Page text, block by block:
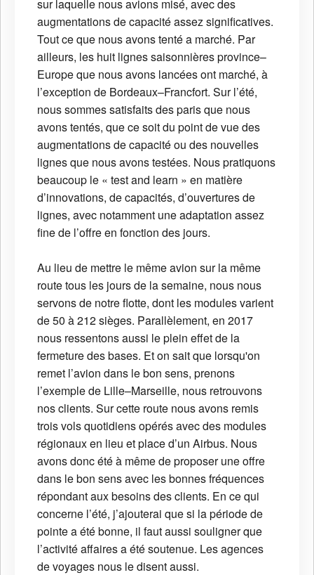
sur laquelle nous avions misé, avec des
augmentations de capacité assez significatives.
Tout ce que nous avons tenté a marché. Par
ailleurs, les huit lignes saisonnières province–
Europe que nous avons lancées ont marché, à
l’exception de Bordeaux–Francfort. Sur l’été,
nous sommes satisfaits des paris que nous
avons tentés, que ce soit du point de vue des
augmentations de capacité ou des nouvelles
lignes que nous avons testées. Nous pratiquons
beaucoup le « test and learn » en matière
d’innovations, de capacités, d’ouvertures de
lignes, avec notamment une adaptation assez
fine de l’offre en fonction des jours.
Au lieu de mettre le même avion sur la même
route tous les jours de la semaine, nous nous
servons de notre flotte, dont les modules varient
de 50 à 212 sièges. Parallèlement, en 2017
nous ressentons aussi le plein effet de la
fermeture des bases. Et on sait que lorsqu'on
remet l’avion dans le bon sens, prenons
l’exemple de Lille–Marseille, nous retrouvons
nos clients. Sur cette route nous avons remis
trois vols quotidiens opérés avec des modules
régionaux en lieu et place d’un Airbus. Nous
avons donc été à même de proposer une offre
dans le bon sens avec les bonnes fréquences
répondant aux besoins des clients. En ce qui
concerne l’été, j’ajouterai que si la période de
pointe a été bonne, il faut aussi souligner que
l’activité affaires a été soutenue. Les agences
de voyages nous le disent aussi.